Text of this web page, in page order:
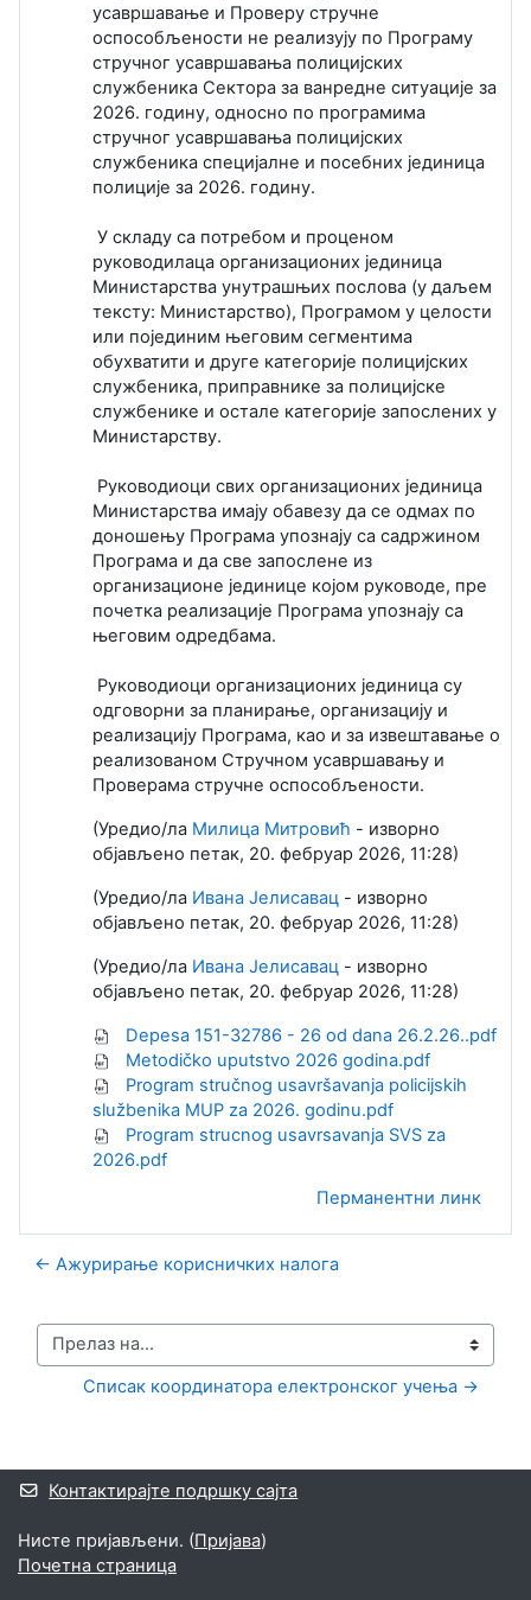
усавршавање и Проверу стручне
оспособљености не реализују по Програму
стручног усавршавања полицијских
службеника Сектора за ванредне ситуације за
2026. годину, односно по програмима
стручног усавршавања полицијских
службеника специјалне и посебних јединица
полиције за 2026. годину.
У складу са потребом и проценом
руководилаца организационих јединица
Министарства унутрашњих послова (у даљем
тексту: Министарство), Програмом у целости
или појединим његовим сегментима
обухватити и друге категорије полицијских
службеника, приправнике за полицијске
службенике и остале категорије запослених у
Министарству.
Руководиоци свих организационих јединица
Министарства имају обавезу да се одмах по
доношењу Програма упознају са садржином
Програма и да све запослене из
организационе јединице којом руководе, пре
почетка реализације Програма упознају са
његовим одредбама.
Руководиоци организационих јединица су
одговорни за планирање, организацију и
реализацију Програма, као и за извештавање о
реализованом Стручном усавршавању и
Проверама стручне оспособљености.
(Уредио/ла Милица Митровић - изворно
објављено петак, 20. фебруар 2026, 11:28)
(Уредио/ла Ивана Јелисавац - изворно
објављено петак, 20. фебруар 2026, 11:28)
(Уредио/ла Ивана Јелисавац - изворно
објављено петак, 20. фебруар 2026, 11:28)
Depesa 151-32786 - 26 od dana 26.2.26..pdf
Metodičko uputstvo 2026 godina.pdf
Program stručnog usavršavanja policijskih
službenika MUP za 2026. godinu.pdf
Program strucnog usavrsavanja SVS za
2026.pdf
Перманентни линк
← Ажурирање корисничких налога
Прелаз на...
Списак координатора електронског учења →
Додатни блокови
Контактирајте подршку сајта
Нисте пријављени. (Пријава)
Почетна страница